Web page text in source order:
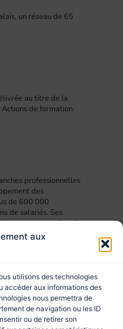
aux
utilisons des technologies
accéder aux informations des
nous permettra de
de navigation ou les ID
ou de retirer son
un réseau de 65
au titre de la
de formation.
professionnelles
des
de 600 000
de salariés. Ses
accompagner dans la